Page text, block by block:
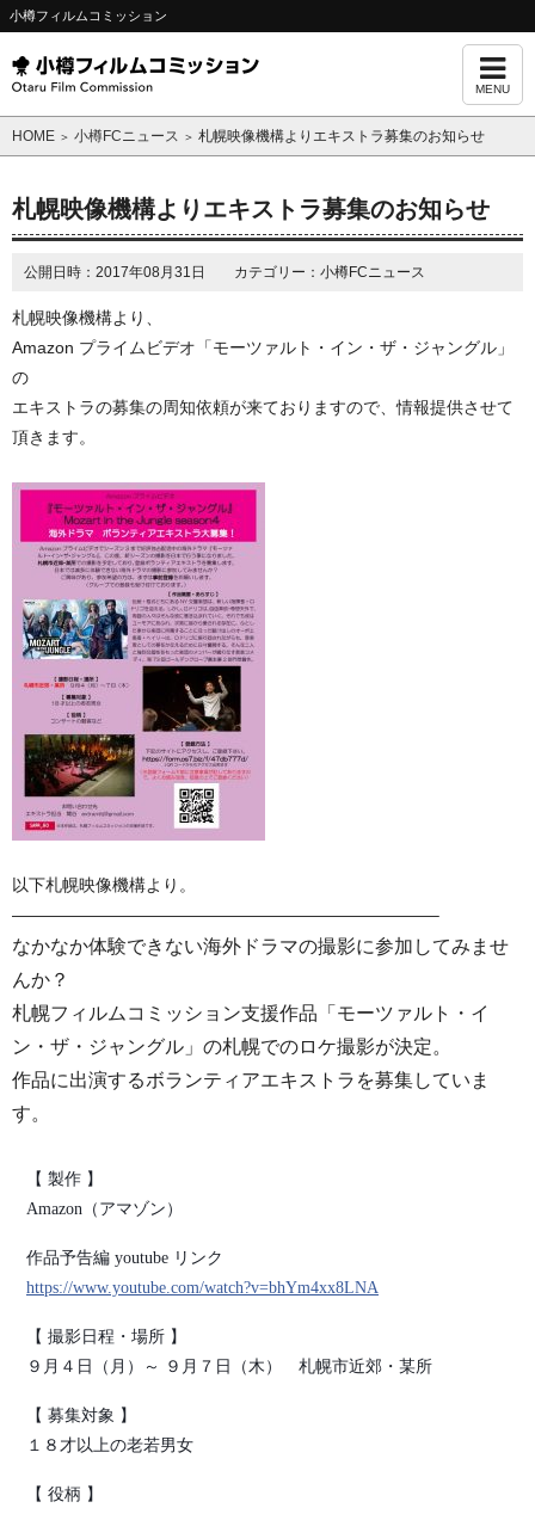
小樽フィルムコミッション
MENU
HOME ＞ 小樽FCニュース ＞ 札幌映像機構よりエキストラ募集のお知らせ
札幌映像機構よりエキストラ募集のお知らせ
公開日時：2017年08月31日 カテゴリー：小樽FCニュース
札幌映像機構より、
Amazon プライムビデオ「モーツァルト・イン・ザ・ジャングル」
の
エキストラの募集の周知依頼が来ておりますので、情報提供させて
頂きます。
以下札幌映像機構より。
—————————————————————————–
なかなか体験できない海外ドラマの撮影に参加してみませ
んか？
札幌フィルムコミッション支援作品「モーツァルト・イ
ン・ザ・ジャングル」の札幌でのロケ撮影が決定。
作品に出演するボランティアエキストラを募集していま
す。
【 製作 】
Amazon （アマゾン）
作品予告編 youtube リンク
https://www.youtube.com/watch?v=bhYm4xx8LNA
【 撮影日程・場所 】
９月４日（月）～
９月７日（木） 札幌市近郊・某所
【 募集対象 】
１８才以上の老若男女
【 役柄 】